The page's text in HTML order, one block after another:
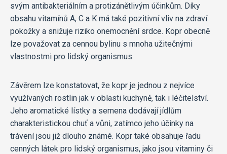
svým antibakteriálním a protizánětlivým účinkům. Díky
obsahu vitamínů A, C a K má také pozitivní vliv na zdraví
pokožky a snižuje riziko onemocnění srdce. Kopr obecně
lze považovat za cennou bylinu s mnoha užitečnými
vlastnostmi pro lidský organismus.
Závěrem lze konstatovat, že kopr je jednou z nejvíce
využívaných rostlin jak v oblasti kuchyně, tak i léčitelství.
Jeho aromatické lístky a semena dodávají jídlům
charakteristickou chuť a vůni, zatímco jeho účinky na
trávení jsou již dlouho známé. Kopr také obsahuje řadu
cenných látek pro lidský organismus, jako jsou vitaminy či